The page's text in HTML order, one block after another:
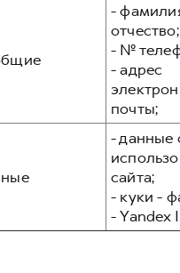
-
отчество;
- №
- адрес
почты;
- данные
сайта;
- куки -
- Yandex